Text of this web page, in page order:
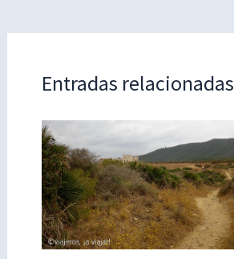
Entradas relacionadas